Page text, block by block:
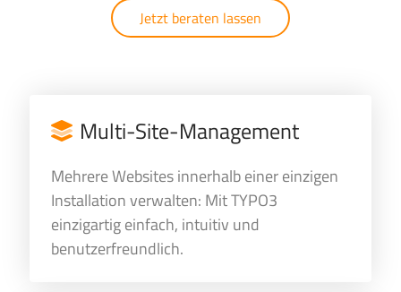
Jetzt beraten lassen
Multi-Site-Management
Mehrere Websites innerhalb einer einzigen
Installation verwalten: Mit TYPO3
einzigartig einfach, intuitiv und
benutzerfreundlich.